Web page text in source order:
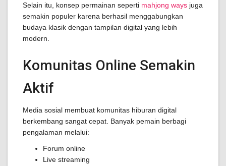
Selain itu, konsep permainan seperti mahjong ways juga
semakin populer karena berhasil menggabungkan
budaya klasik dengan tampilan digital yang lebih
modern.
Komunitas Online Semakin
Aktif
Media sosial membuat komunitas hiburan digital
berkembang sangat cepat. Banyak pemain berbagi
pengalaman melalui:
Forum online
Live streaming